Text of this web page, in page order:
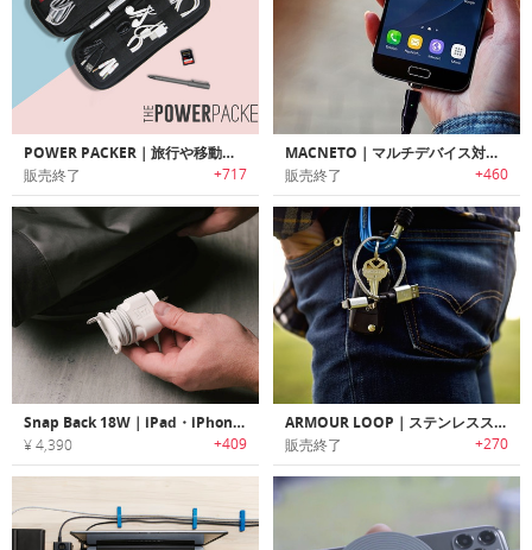
POWER PACKER｜旅行や移動中に邪魔になるケーブル/電源やアクセサリーをスッキリ収納するオーガナイズパック「パワーパッカー」
販売終了 +717
MACNETO｜マルチデバイス対応高速チャージ/データ転送マグネットケーブル「マックニート」
販売終了 +460
Snap Back 18W｜iPad・iPhoneの充電ケーブル巻き付けてコンパクトにまとめられるチャージャーワインダー「スナップバック」
¥ 4,390 +409
ARMOUR LOOP｜ステンレススチール製ループデザインLightningケーブル「アーマーループ」
販売終了 +270